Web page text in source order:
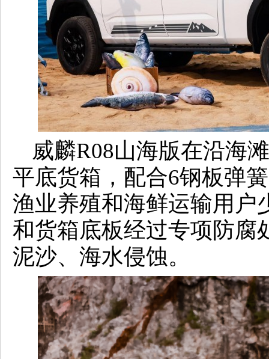
威麟R08山海版在沿海
平底货箱，配合6钢板弹
渔业养殖和海鲜运输用户
和货箱底板经过专项防腐
泥沙、海水侵蚀。